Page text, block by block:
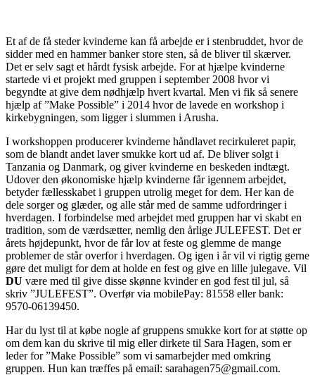
Et af de få steder kvinderne kan få arbejde er i stenbruddet, hvor de
sidder med en hammer banker store sten, så de bliver til skærver.
Det er selv sagt et hårdt fysisk arbejde. For at hjælpe kvinderne
startede vi et projekt med gruppen i september 2008 hvor vi
begyndte at give dem nødhjælp hvert kvartal. Men vi fik så senere
hjælp af ”Make Possible” i 2014 hvor de lavede en workshop i
kirkebygningen, som ligger i slummen i Arusha.
I workshoppen producerer kvinderne håndlavet recirkuleret papir,
som de blandt andet laver smukke kort ud af. De bliver solgt i
Tanzania og Danmark, og giver kvinderne en beskeden indtægt.
Udover den økonomiske hjælp kvinderne får igennem arbejdet,
betyder fællesskabet i gruppen utrolig meget for dem. Her kan de
dele sorger og glæder, og alle står med de samme udfordringer i
hverdagen. I forbindelse med arbejdet med gruppen har vi skabt en
tradition, som de værdsætter, nemlig den årlige JULEFEST. Det er
årets højdepunkt, hvor de får lov at feste og glemme de mange
problemer de står overfor i hverdagen. Og igen i år vil vi rigtig gerne
gøre det muligt for dem at holde en fest og give en lille julegave. Vil
DU være med til give disse skønne kvinder en god fest til jul, så
skriv ”JULEFEST”. Overfør via mobilePay: 81558 eller bank:
9570-06139450.
Har du lyst til at købe nogle af gruppens smukke kort for at støtte op
om dem kan du skrive til mig eller dirkete til Sara Hagen, som er
leder for ”Make Possible” som vi samarbejder med omkring
gruppen. Hun kan træffes på email: sarahagen75@gmail.com.